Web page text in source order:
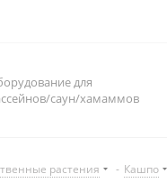
для
саун/хамаммов
растения - Кашпо